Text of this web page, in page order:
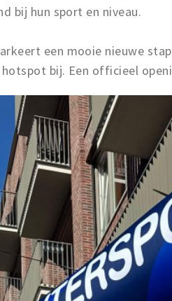
bij hun sport en niveau.
een mooie nieuwe
bij. Een officieel